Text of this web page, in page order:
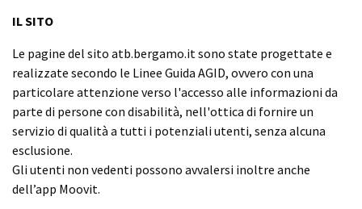
IL SITO
Le pagine del sito atb.bergamo.it sono state progettate e
realizzate secondo le Linee Guida AGID, ovvero con una
particolare attenzione verso l'accesso alle informazioni da
parte di persone con disabilità, nell'ottica di fornire un
servizio di qualità a tutti i potenziali utenti, senza alcuna
esclusione.
Gli utenti non vedenti possono avvalersi inoltre anche
dell’app Moovit.